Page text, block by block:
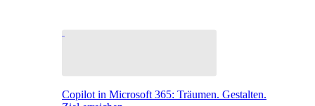
Copilot in Microsoft 365: Träumen. Gestalten.